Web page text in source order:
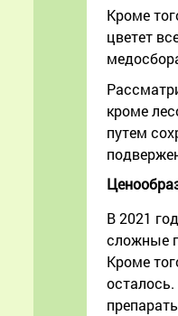
Кроме
цветет
кроме
путем
В 2021
сложные
Кроме